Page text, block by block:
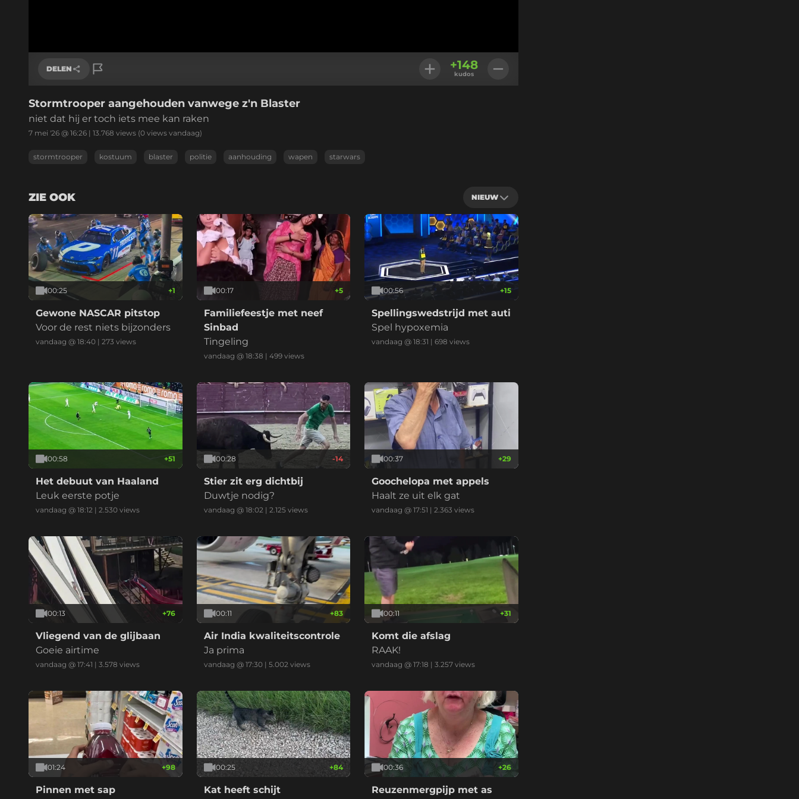
DELEN
Link kopiëren
+148
kudos
Stormtrooper aangehouden vanwege z'n Blaster
niet dat hij er toch iets mee kan raken
7 mei '26 @ 16:26 | 13.768 views (0 views vandaag)
stormtrooper kostuum blaster politie aanhouding wapen starwars
ZIE OOK NIEUW
00:25 +1
Gewone NASCAR pitstop
Voor de rest niets bijzonders
vandaag @ 18:40 | 273 views
00:17 +5
Familiefeestje met neef
Sinbad
Tingeling
vandaag @ 18:38 | 499views
00:56 +15
Spellingswedstrijd met auti
Spel hypoxemia
vandaag @ 18:31 |698 views
00:58 +51
Het debuut van Haaland
Leuk eerste potje
vandaag @ 18:12 | 2.530 views
00:28 -14
Stier zit erg dichtbij
Duwtje nodig?
vandaag @ 18:02| 2.125views
00:37 +29
Goochelopa met appels
Haalt ze uit elk gat
vandaag @ 17:51 |2.363 views
00:13 +76
Vliegend van de glijbaan
Goeie airtime
vandaag @ 17:41 | 3.578 views
00:11 +83
Air India kwaliteitscontrole
Ja prima
vandaag @ 17:30| 5.002 views
00:11 +31
Komt die afslag
RAAK!
vandaag @ 17:18 |3.257 views
01:24 +98
Pinnen met sap
00:25 +84
Kat heeft schijt
00:36 +26
Reuzenmergpijp met as